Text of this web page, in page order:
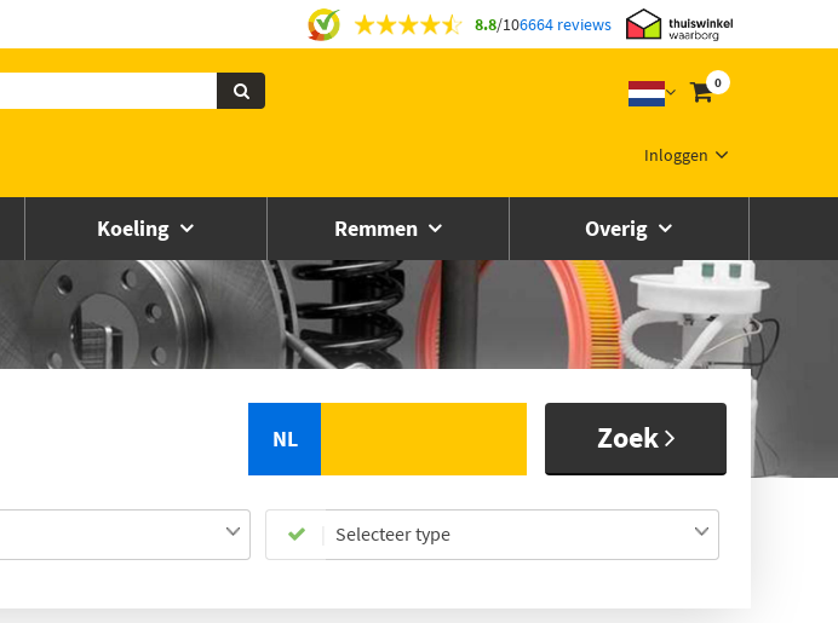
8.8/106664 reviews
0
Inloggen
Koeling Remmen Overig
NL Zoek
Selecteer type